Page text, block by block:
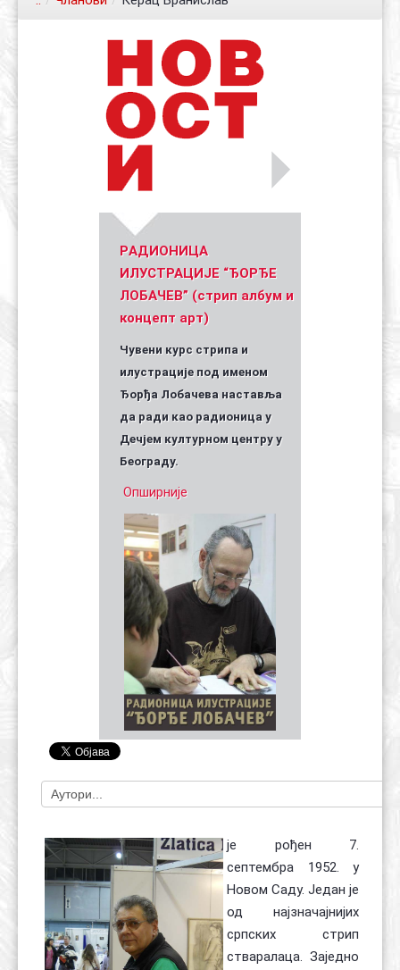
Уметник стрипа и духа Геза Шетет
(Биографија и стрипографија)
PАДИОНИЦА
ИЛУСТРАЦИЈЕ “ЂОРЂЕ
ЛОБАЧЕВ” (стрип албум и
концепт арт)
Чувени курс стрипа и
илустрације под именом
Ђорђа Лобачева наставља
да ради као радионица у
Дечјем културном центру у
Београду.
Опширније
је рођен 7.
септембра 1952. у
Новом Саду. Један је
од најзначајнијих
српских стрип
стваралаца. Заједно